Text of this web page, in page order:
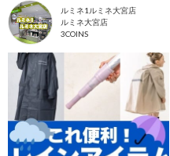
ルミネ1ルミネ大宮店
ルミネ大宮店
3COINS